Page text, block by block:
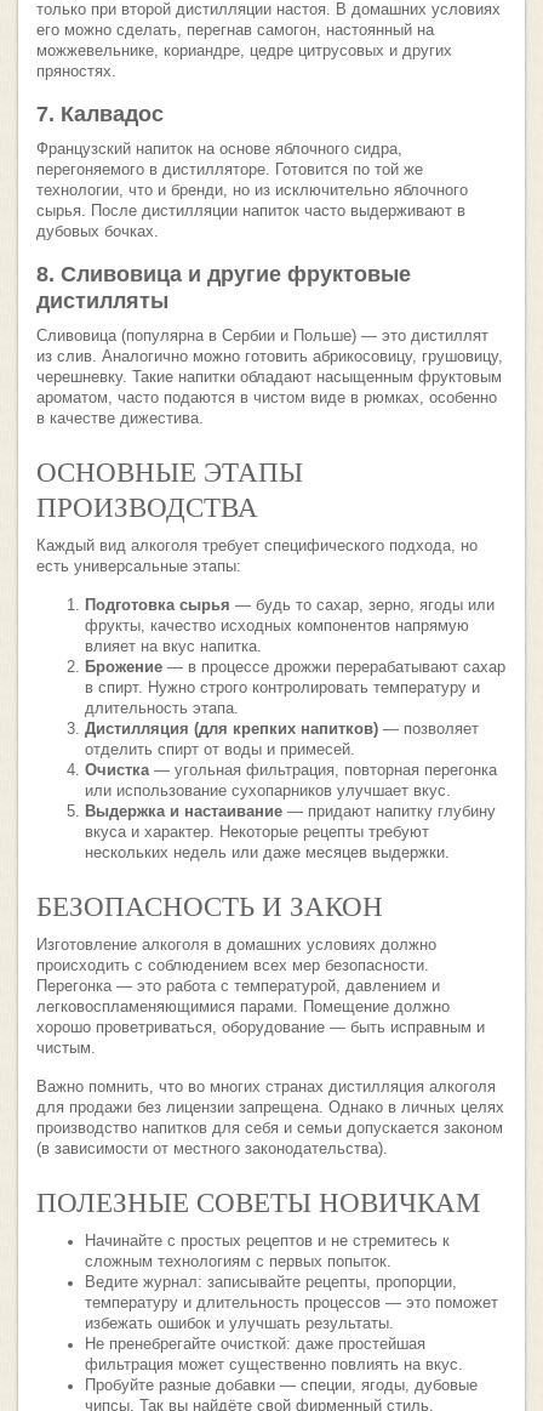
только при второй дистилляции настоя. В домашних условиях
его можно сделать, перегнав самогон, настоянный на
можжевельнике, кориандре, цедре цитрусовых и других
пряностях.
7. Калвадос
Французский напиток на основе яблочного сидра,
перегоняемого в дистилляторе. Готовится по той же
технологии, что и бренди, но из исключительно яблочного
сырья. После дистилляции напиток часто выдерживают в
дубовых бочках.
8. Сливовица и другие фруктовые
дистилляты
Сливовица (популярна в Сербии и Польше) — это дистиллят
из слив. Аналогично можно готовить абрикосовицу, грушовицу,
черешневку. Такие напитки обладают насыщенным фруктовым
ароматом, часто подаются в чистом виде в рюмках, особенно
в качестве дижестива.
ОСНОВНЫЕ ЭТАПЫ
ПРОИЗВОДСТВА
Каждый вид алкоголя требует специфического подхода, но
есть универсальные этапы:
Подготовка сырья — будь то сахар, зерно, ягоды или
фрукты, качество исходных компонентов напрямую
влияет на вкус напитка.
Брожение — в процессе дрожжи перерабатывают сахар
в спирт. Нужно строго контролировать температуру и
длительность этапа.
Дистилляция (для крепких напитков) — позволяет
отделить спирт от воды и примесей.
Очистка— угольная фильтрация, повторная перегонка
или использование сухопарников улучшает вкус.
Выдержка и настаивание — придают напитку глубину
вкуса и характер. Некоторые рецепты требуют
нескольких недель или даже месяцев выдержки.
БЕЗОПАСНОСТЬ И ЗАКОН
Изготовление алкоголя в домашних условиях должно
происходить с соблюдением всех мер безопасности.
Перегонка — это работа с температурой, давлением и
легковоспламеняющимися парами. Помещение должно
хорошо проветриваться, оборудование — быть исправным и
чистым.
Важно помнить, что во многих странах дистилляция алкоголя
для продажи без лицензии запрещена. Однако в личных целях
производство напитков для себя и семьи допускается законом
(в зависимости от местного законодательства).
ПОЛЕЗНЫЕ СОВЕТЫ НОВИЧКАМ
Начинайте с простых рецептов и не стремитесь к
сложным технологиям с первых попыток.
Ведите журнал: записывайте рецепты, пропорции,
температуру и длительность процессов — это поможет
избежать ошибок и улучшать результаты.
Не пренебрегайте очисткой: даже простейшая
фильтрация может существенно повлиять на вкус.
Пробуйте разные добавки — специи, ягоды, дубовые
чипсы. Так вы найдёте свой фирменный стиль.